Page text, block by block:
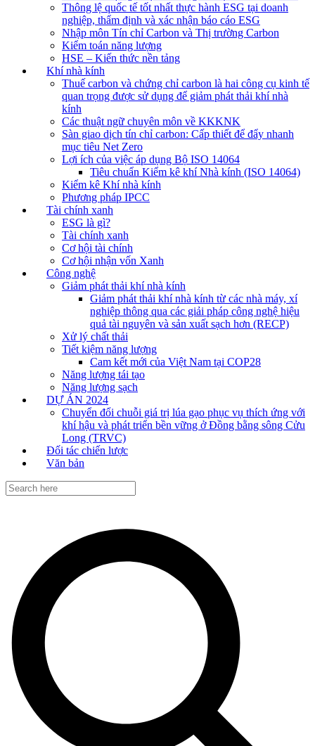
Thông lệ quốc tế tốt nhất thực hành ESG tại doanh
nghiệp, thẩm định và xác nhận báo cáo ESG
Nhập môn Tín chỉ Carbon và Thị trường Carbon
Kiểm toán năng lượng
HSE – Kiến thức nền tảng
Khí nhà kính
Thuế carbon và chứng chỉ carbon là hai công cụ kinh tế
quan trọng được sử dụng để giảm phát thải khí nhà
kính
Các thuật ngữ chuyên môn về KKKNK
Sàn giao dịch tín chỉ carbon: Cấp thiết để đẩy nhanh
mục tiêu Net Zero
Lợi ích của việc áp dụng Bộ ISO 14064
Tiêu chuẩn Kiểm kê khí Nhà kính (ISO 14064)
Kiểm kê Khí nhà kính
Phương pháp IPCC
Tài chính xanh
ESG là gì?
Tài chính xanh
Cơ hội tài chính
Cơ hội nhận vốn Xanh
Công nghệ
Giảm phát thải khí nhà kính
Giảm phát thải khí nhà kính từ các nhà máy, xí
nghiệp thông qua các giải pháp công nghệ hiệu
quả tài nguyên và sản xuất sạch hơn (RECP)
Xử lý chất thải
Tiết kiệm năng lượng
Cam kết mới của Việt Nam tại COP28
Năng lượng tái tạo
Năng lượng sạch
DỰ ÁN 2024
Chuyển đổi chuỗi giá trị lúa gạo phục vụ thích ứng với
khí hậu và phát triển bền vững ở Đồng bằng sông Cửu
Long (TRVC)
Đối tác chiến lược
Văn bản